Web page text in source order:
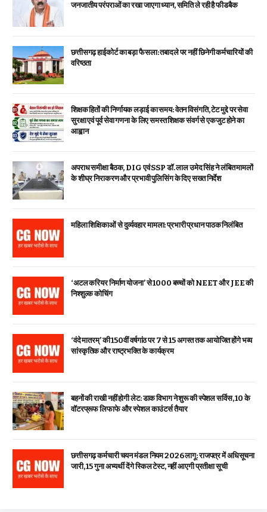
जनजातीय परंपराओं का रखा जाएगा ध्यान, समिति ले रही है फीडबैक
छत्तीसगढ़ हाईकोर्ट का बड़ा फैसला: तबादले पर नहीं छिनेगी कर्मचारियों की
वरिष्ठता
शिक्षक हितों की निर्णायक लड़ाई का समय: वेतन विसंगति, टेट मुद्दे पर सेवा
सुरक्षा एवं पूर्व सेवा गणना के लिए समस्त शिक्षक संवर्ग से एकजुट होने का
आह्वान
अपराध समीक्षा बैठक, DIG एवं SSP डॉ. लाल उमेद सिंह ने लंबित मामलों
के शीघ्र निराकरण और प्रभावी पुलिसिंग के दिए सख्त निर्देश
महिला शिक्षिकाओं से दुर्व्यवहार मामला: प्रभारी प्रधान पाठक निलंबित
‘अटल करियर निर्माण योजना’ से 1000 बच्चों को NEET और JEE की
निश्शुल्क कोचिंग
‘वंदे मातरम्’ की 150वीं वर्षगांठ पर 7 से 15 अगस्त तक आयोजित होंगे भव्य
सांस्कृतिक और राष्ट्रभक्ति के कार्यक्रम
बहनों की राखी नहीं होगी लेट: डाक विभाग ने शुरू की स्पेशल सर्विस, ₹10 के
वॉटरप्रूफ लिफाफे और स्पेशल काउंटर्स तैयार
छत्तीसगढ़ कर्मचारी चयन मंडल नियम 2026 लागू: राजपत्र में अधिसूचना
जारी, 15 गुना अभ्यर्थी देंगे स्किल टेस्ट, नहीं आएगी प्रतीक्षा सूची